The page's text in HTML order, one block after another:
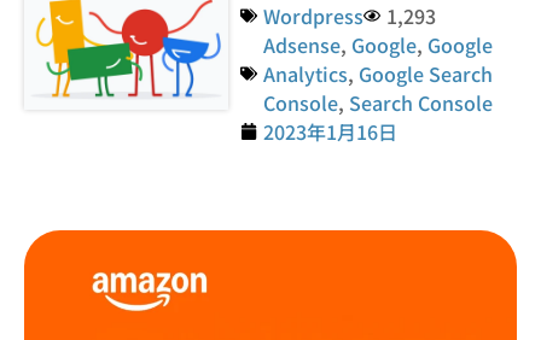
Wordpress
1,293
Adsense, Google, Google
Analytics, Google Search
Console, Search Console
2023年1月16日